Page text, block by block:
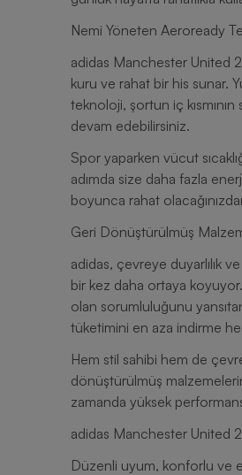
Nemi Yöneten Aeroready
adidas Manchester United
kuru ve rahat bir his sunar.
teknoloji, şortun iç
devam edebilirsiniz.
Spor yaparken vücut
adımda size daha fazla
boyunca rahat
Geri Dönüştürülmüş
adidas, çevreye duyarlılık
bir kez daha ortaya
olan sorumluluğunu
tüketimini en aza indirme
Hem stil sahibi hem de
dönüştürülmüş
zamanda yüksek
adidas Manchester United
Düzenli uyum, konforlu ve